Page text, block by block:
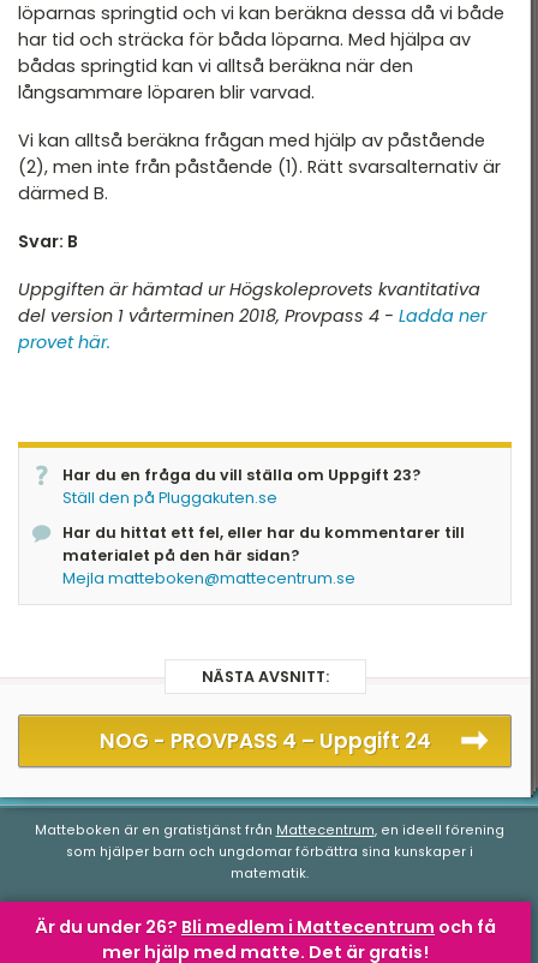
löparnas springtid och vi kan beräkna dessa då vi både
har tid och sträcka för båda löparna. Med hjälpa av
bådas springtid kan vi alltså beräkna när den
långsammare löparen blir varvad.
Vi kan alltså beräkna frågan med hjälp av påstående
(2), men inte från påstående (1). Rätt svarsalternativ är
därmed B.
Svar: B
Uppgiften är hämtad ur Högskoleprovets kvantitativa
del version 1 vårterminen 2018, Provpass 4 - Ladda ner
provet här.
Har du en fråga du vill ställa om Uppgift 23?
Ställ den på Pluggakuten.se
Har du hittat ett fel, eller har du kommentarer till
materialet på den här sidan?
Mejla matteboken@mattecentrum.se
NÄSTA AVSNITT:
NOG - PROVPASS 4 – Uppgift 24
Är du under 26? Bli medlem i Mattecentrum och få
mer hjälp med matte. Det är gratis!
Matteboken är en gratistjänst från Mattecentrum, en ideell förening
som hjälper barn och ungdomar förbättra sina kunskaper i
matematik.
Matteboken.se avMattecentrumär licensierad under en